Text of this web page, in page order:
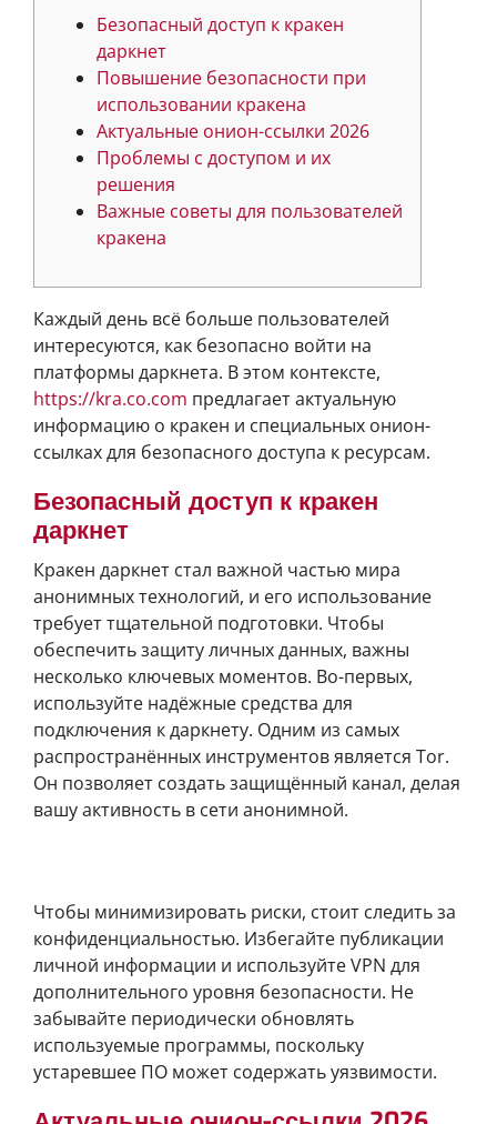
Безопасный доступ к кракен
даркнет
Повышение безопасности при
использовании кракена
Актуальные онион-ссылки 2026
Проблемы с доступом и их
решения
Важные советы для пользователей
кракена
Каждый день всё больше пользователей
интересуются, как безопасно войти на
платформы даркнета. В этом контексте,
https://kra.co.com предлагает актуальную
информацию о кракен и специальных онион-
ссылках для безопасного доступа к ресурсам.
Безопасный доступ к кракен
даркнет
Кракен даркнет стал важной частью мира
анонимных технологий, и его использование
требует тщательной подготовки. Чтобы
обеспечить защиту личных данных, важны
несколько ключевых моментов. Во-первых,
используйте надёжные средства для
подключения к даркнету. Одним из самых
распространённых инструментов является Tor.
Он позволяет создать защищённый канал, делая
вашу активность в сети анонимной.
Чтобы минимизировать риски, стоит следить за
конфиденциальностью. Избегайте публикации
личной информации и используйте VPN для
дополнительного уровня безопасности. Не
забывайте периодически обновлять
используемые программы, поскольку
устаревшее ПО может содержать уязвимости.